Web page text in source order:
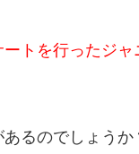
トを行ったジ
るのでしょうか